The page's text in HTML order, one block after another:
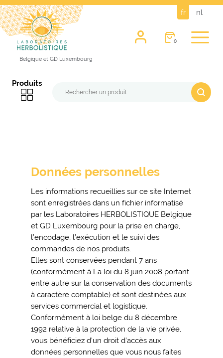
fr nl
Belgique et GD Luxembourg
0
Produits
Données personnelles
Les informations recueillies sur ce site Internet
sont enregistrées dans un fichier informatisé
par les Laboratoires HERBOLISTIQUE Belgique
et GD Luxembourg pour la prise en charge,
l’encodage, l’exécution et le suivi des
commandes de nos produits.
Elles sont conservées pendant 7 ans
(conformément à La loi du 8 juin 2008 portant
entre autre sur la conservation des documents
à caractère comptable) et sont destinées aux
services commercial et logistique.
Conformément à loi belge du 8 décembre
1992 relative à la protection de la vie privée,
vous bénéficiez d’un droit d’accès aux
données personnelles que vous nous faites